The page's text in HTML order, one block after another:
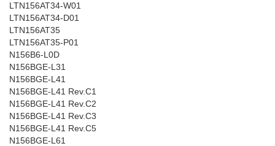
LTN156AT34-W01
LTN156AT34-D01
LTN156AT35
LTN156AT35-P01
N156B6-L0D
N156BGE-L31
N156BGE-L41
N156BGE-L41 Rev.C1
N156BGE-L41 Rev.C2
N156BGE-L41 Rev.C3
N156BGE-L41 Rev.C5
N156BGE-L61